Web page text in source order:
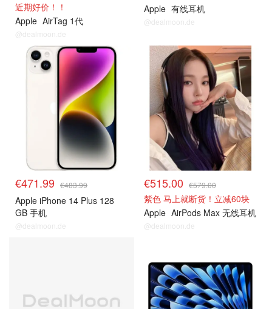
近期好价！！
Apple AirTag 1代
@dealmoon.de
Apple 有线耳机
@dealmoon.de
€471.99 €483.99
Apple iPhone 14 Plus 128
GB 手机
@dealmoon.de
€515.00 €579.00
紫色 马上就断货！立减60块
Apple AirPods Max 无线耳机
@dealmoon.de